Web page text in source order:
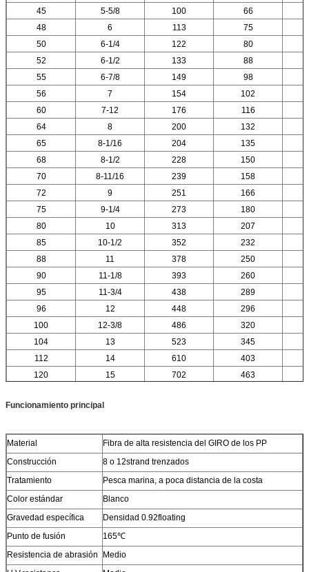
45
5-5/8 100 66
48
6 113 75
50
6-1/4 122 80
52
6-1/2 133
88
55
6-7/8 149
98
56
7 154
102
60
7-12 176
116
64
8 200
132
65
8-1/16 204
135
68
8-1/2 228
150
70
8-11/16 239 158
72
9 251
166
75
9-1/4 273
180
80
10 313
207
85
10-1/2 352
232
88
11 378
250
90
11-1/8 393
260
95
11-3/4 438
289
96
12 448
296
100
12-3/8 486
320
104
13 523
345
112
14 610
403
120
15 702 463
Funcionamiento principal
Material
Fibra de alta resistencia del GIRO de los PP
Construcción
8 o 12strand trenzados
Tratamiento
Pesca marina, a poca distancia de la costa
Color estándar
Blanco
Gravedad específica
Densidad 0.92floating
Punto de fusión
165℃
Resistencia de abrasión
Medio